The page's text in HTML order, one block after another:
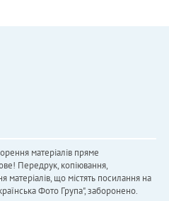
матеріалів пряме
Передрук, копіювання,
матеріалів, що містять посилання на
Фото Група", заборонено.